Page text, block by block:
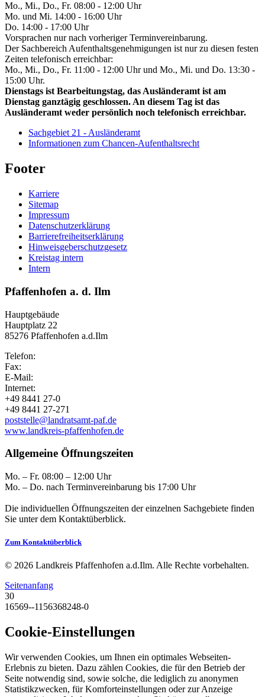
Mo., Mi., Do., Fr. 08:00 - 12:00 Uhr
Mo. und Mi. 14:00 - 16:00 Uhr
Do. 14:00 - 17:00 Uhr
Vorsprachen nur nach vorheriger Terminvereinbarung.
Der Sachbereich Aufenthaltsgenehmigungen ist nur zu diesen festen
Zeiten telefonisch erreichbar:
Mo., Mi., Do., Fr. 11:00 - 12:00 Uhr und Mo., Mi. und Do. 13:30 -
15:00 Uhr.
Dienstags ist Bearbeitungstag, das Ausländeramt ist am
Dienstag ganztägig geschlossen. An diesem Tag ist das
Ausländeramt weder persönlich noch telefonisch erreichbar.
Sachgebiet 21 - Ausländeramt
Informationen zum Chancen-Aufenthaltsrecht
Footer
Karriere
Sitemap
Impressum
Datenschutzerklärung
Barrierefreiheitserklärung
Hinweisgeberschutzgesetz
Kreistag intern
Intern
Pfaffenhofen a. d. Ilm
Hauptgebäude
Hauptplatz 22
85276 Pfaffenhofen a.d.Ilm
Telefon:
Fax:
E-Mail:
Internet:
+49 8441 27-0
+49 8441 27-271
poststelle@landratsamt-paf.de
www.landkreis-pfaffenhofen.de
Allgemeine Öffnungszeiten
Mo. – Fr. 08:00 – 12:00 Uhr
Mo. – Do. nach Terminvereinbarung bis 17:00 Uhr
Die individuellen Öffnungszeiten der einzelnen Sachgebiete finden
Sie unter dem Kontaktüberblick.
Zum Kontaktüberblick
© 2026 Landkreis Pfaffenhofen a.d.Ilm. Alle Rechte vorbehalten.
Seitenanfang
30
16569--1156368248-0
Cookie-Einstellungen
Wir verwenden Cookies, um Ihnen ein optimales Webseiten-
Erlebnis zu bieten. Dazu zählen Cookies, die für den Betrieb der
Seite notwendig sind, sowie solche, die lediglich zu anonymen
Statistikzwecken, für Komforteinstellungen oder zur Anzeige